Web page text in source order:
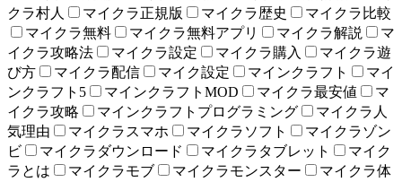
クラ村人
マイクラ正規版 マイクラ歴史
マイクラ比較
マイクラ無料
マイクラ無料アプリ マイクラ解説
マ
イクラ攻略法
マイクラ設定 マイクラ購入
マイクラ遊
び方
マイクラ配信 マイク設定 マインクラフト
マイ
ンクラフト5
マインクラフトMOD マイクラ最安値
マ
イクラ攻略
マインクラフトプログラミング
マイクラ人
気理由
マイクラスマホ マイクラソフト
マイクラゾン
ビ
マイクラダウンロード マイクラタブレット
マイク
ラとは
マイクラモブ マイクラモンスター
マイクラ体